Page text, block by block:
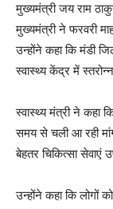
मुख्यमंत्री जय राम
मुख्यमंत्री ने फरवरी
उन्होंने कहा कि मंडी
स्वास्थ्य केंद्र में
स्वास्थ्य मंत्री ने कहा
समय से चली आ रही
बेहतर चिकित्सा सेवाएं
उन्होंने कहा कि लोगों